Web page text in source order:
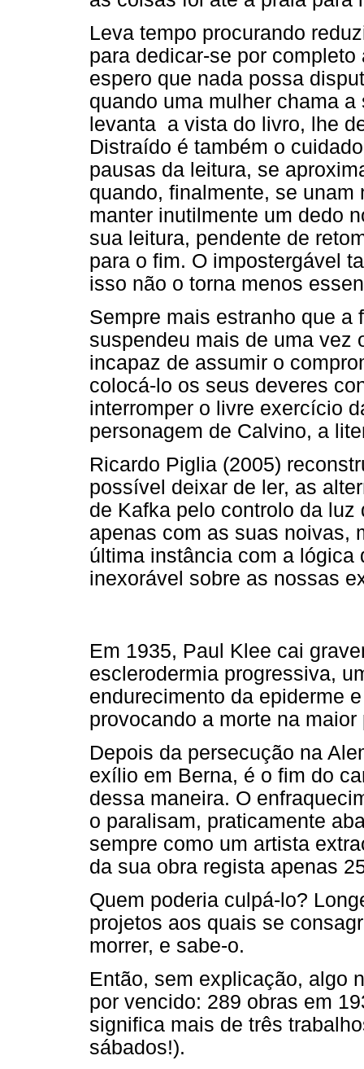
Leva tempo procurando
para dedicar-se por
espero que nada possa
quando uma mulher chama
levanta a vista do livro, lhe
Distraído é também o
pausas da leitura, se
quando, finalmente, se
manter inutilmente um dedo
sua leitura, pendente de
para o fim. O impostergável
isso não o torna menos
Sempre mais estranho que
suspendeu mais de uma vez
incapaz de assumir o
colocá-lo os seus deveres
interromper o livre exercício
personagem de Calvino, a
Ricardo Piglia (2005)
possível deixar de ler, as
de Kafka pelo controlo da
apenas com as suas noivas,
última instância com a lógica
inexorável sobre as nossas
Em 1935, Paul Klee cai
esclerodermia progressiva,
endurecimento da epiderme
provocando a morte na
Depois da persecução na
exílio em Berna, é o fim do
dessa maneira. O
o paralisam, praticamente
sempre como um artista
da sua obra regista apenas
Quem poderia culpá-lo?
projetos aos quais se
morrer, e sabe-o.
Então, sem explicação, algo
por vencido: 289 obras em
significa mais de três
sábados!).